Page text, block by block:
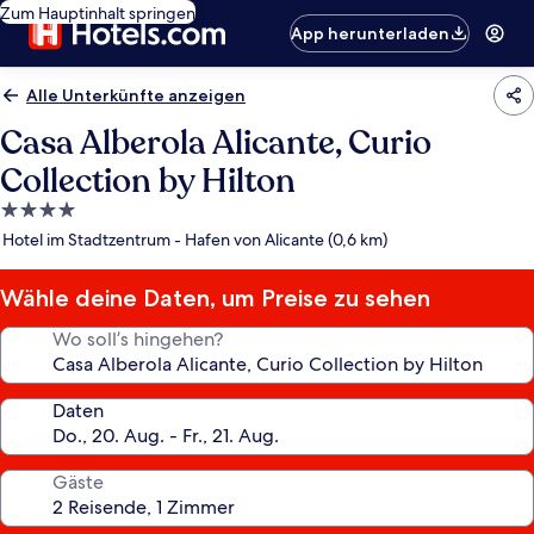
Zum Hauptinhalt springen
App herunterladen
Alle Unterkünfte anzeigen
Casa Alberola Alicante, Curio
Collection by Hilton
4.0-
Sterne-
Hotel im Stadtzentrum - Hafen von Alicante (0,6 km)
Wähle deine Daten, um Preise zu sehen
Wo soll’s hingehen?
Daten
Gäste